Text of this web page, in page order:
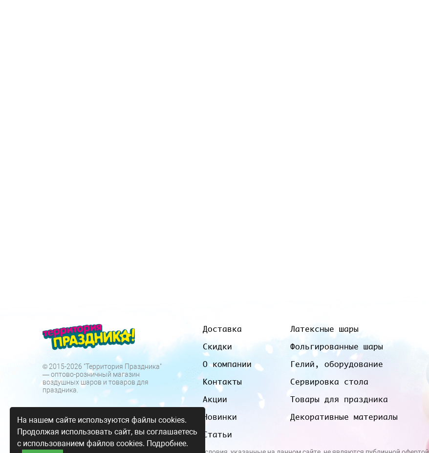
© 2015-2026 "Территория Праздника"
— оптово-розничный магазин
воздушных шаров и товаров для
праздника.
Доставка
Скидки
О компании
Контакты
Акции
Новинки
Статьи
Латексные шары
Фольгированные шары
Гелий, оборудование
Сервировка стола
Товары для праздника
Декоративные материалы
На нашем сайте используются файлы cookies.
Продолжая использовать сайт, вы соглашаетесь
с использованием файлов cookies. Подробнее.